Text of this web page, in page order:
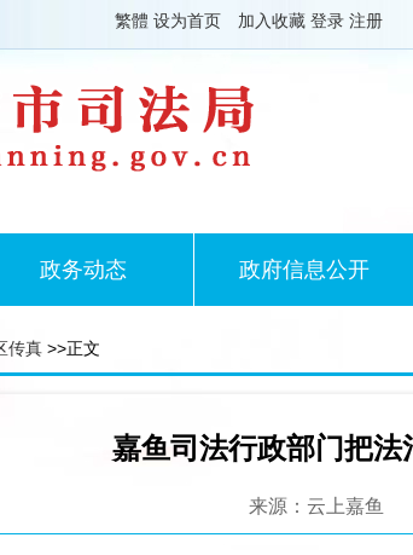
繁體 设为首页 加入收藏 登录 注册
政务动态 政府信息公开
传真 >>正文
嘉鱼司法行政部门把
来源：云上嘉鱼